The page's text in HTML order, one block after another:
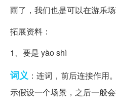
雨了，我们也是可以在游乐场
拓展资料：
1、要是 yào shì
词义 ：连词，前后连接作用
示假设一个场景，之后一般会